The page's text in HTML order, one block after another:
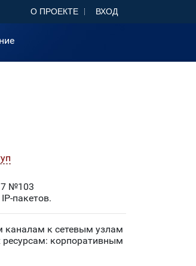
О ПРОЕКТЕ ВХОД
№103
пакетов.
каналам к сетевым узлам
ресурсам: корпоративным